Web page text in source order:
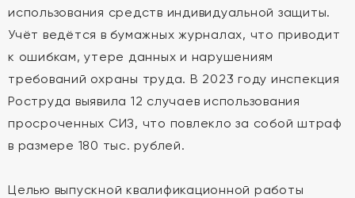
использования средств индивидуальной защиты.
Учёт ведётся в бумажных журналах, что приводит
к ошибкам, утере данных и нарушениям
требований охраны труда. В 2023 году инспекция
Роструда выявила 12 случаев использования
просроченных СИЗ, что повлекло за собой штраф
в размере 180 тыс. рублей.
Целью выпускной квалификационной работы